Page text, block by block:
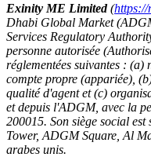
Exinity ME Limited(https://
Dhabi Global Market
Services Regulatory
personne autorisée
réglementées suivantes : (a)
compte propre (appariée),
qualité d'agent et (c)
et depuis l'ADGM, avec la
200015. Son siège social
Tower, ADGM Square, Al
arabes unis.